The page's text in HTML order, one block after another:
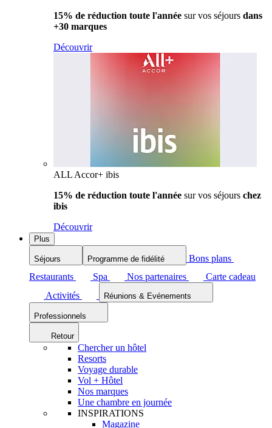
15% de réduction toute l'année sur vos séjours dans
+30 marques
Découvrir
ALL Accor+ ibis
15% de réduction toute l'année sur vos séjours chez
ibis
Découvrir
Plus
Séjours Programme de fidélité
Bons plans
Restaurants
Spa Nos partenaires
Carte cadeau
Activités
Réunions & Evénements
Professionnels
Retour
Chercher un hôtel
Resorts
Voyage durable
Vol + Hôtel
Nos marques
Une chambre en journée
INSPIRATIONS
Magazine